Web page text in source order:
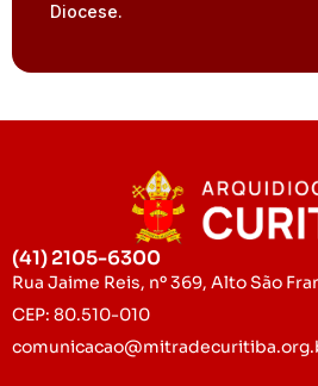
Diocese.
(41) 2105-6300
Rua Jaime Reis, nº 369, Alto São
CEP: 80.510-010